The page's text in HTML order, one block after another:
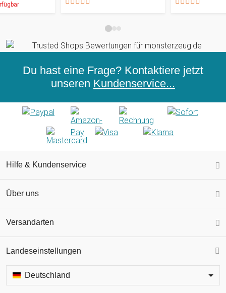
Du hast eine Frage? Kontaktiere jetzt
unseren Kundenservice...
Hilfe & Kundenservice
Über uns
Versandarten
Landeseinstellungen
Deutschland